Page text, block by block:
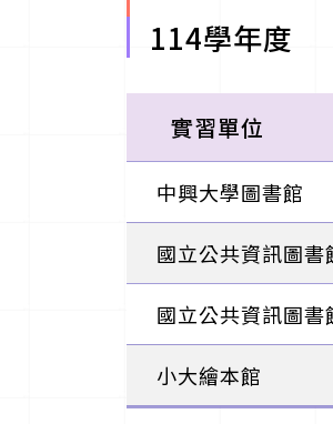
114學年度
實習單位
中興大學圖書館
國立公共資訊圖書
國立公共資訊圖書
小大繪本館